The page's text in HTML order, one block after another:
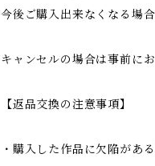
今後ご購入出来なくなる場
キャンセルの場合は事前に
【返品交換の注意事項】
・購入した作品に欠陥があ